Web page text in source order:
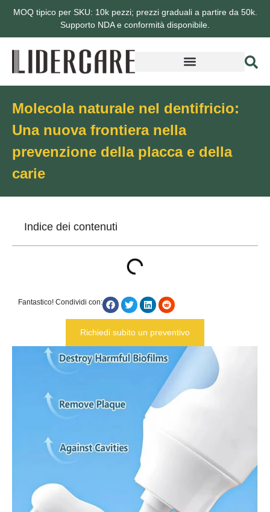
MOQ tipico per SKU: 10k pezzi; prezzi graduali a partire da 50k.
Supporto NDA e conformità disponibile.
Molecola naturale nel dentifricio:
Una nuova frontiera nella
prevenzione della placca e della
carie
Indice dei contenuti
Fantastico! Condividi con:
Richiedi subito un preventivo